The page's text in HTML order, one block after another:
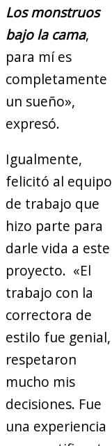
Los monstruos
bajo la cama,
para mí es
completamente
un sueño»,
expresó.
Igualmente,
felicitó al equipo
de trabajo que
hizo parte para
darle vida a este
proyecto. «El
trabajo con la
correctora de
estilo fue genial,
respetaron
mucho mis
decisiones. Fue
una experiencia